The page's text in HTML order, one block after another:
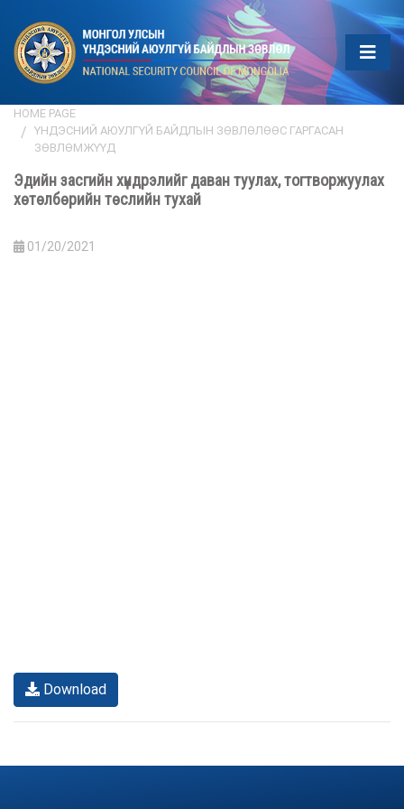
HOME PAGE
ҮНДЭСНИЙ АЮУЛГҮЙ БАЙДЛЫН ЗӨВЛӨЛӨӨС ГАРГАСАН
ЗӨВЛӨМЖҮҮД
Эдийн засгийн хүндрэлийг даван туулах, тогтворжуулах
хөтөлбөрийн төслийн тухай
01/20/2021
Download